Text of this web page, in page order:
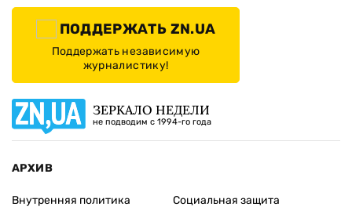
ПОДДЕРЖАТЬ ZN.UA
Поддержать независимую
журналистику!
ЗЕРКАЛО НЕДЕЛИ
не подводим с 1994-го года
АРХИВ
Внутренняя политика
Социальная защита